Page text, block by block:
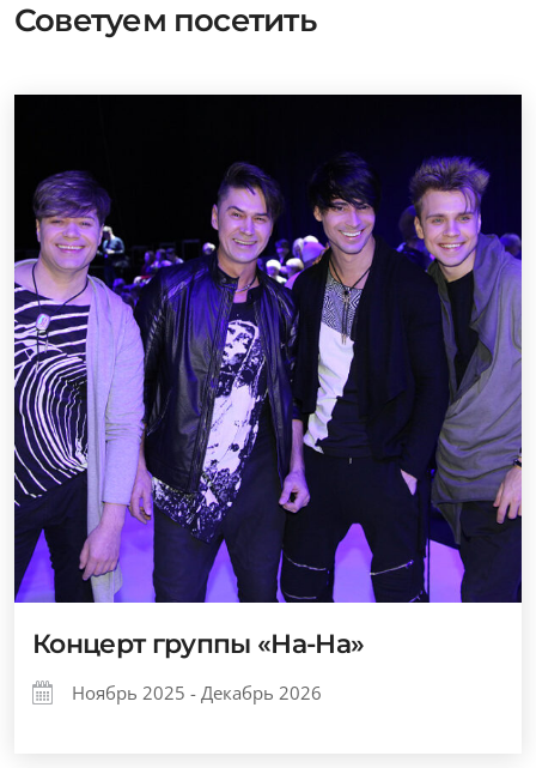
Советуем посетить
Концерт группы «На-На»
Ноябрь 2025 - Декабрь 2026